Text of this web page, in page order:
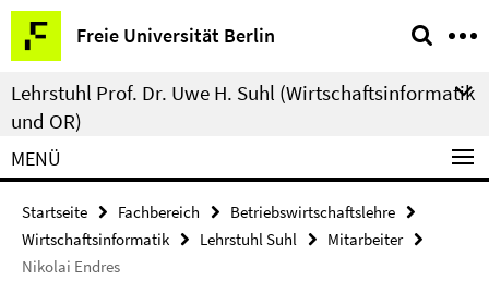
Springe
direkt
zu
Inhalt
Freie Universität Berlin
Service-
Navigation
Lehrstuhl Prof. Dr. Uwe H. Suhl (Wirtschaftsinformatik
und OR)
MENÜ
Startseite Fachbereich
Betriebswirtschaftslehre
Wirtschaftsinformatik
Lehrstuhl Suhl
Mitarbeiter
Nikolai Endres